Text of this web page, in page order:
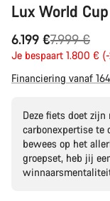
Lux World
6.199 €
Originele
Prijs
7.999 €
Je bespaart 1.800 €
Financiering vanaf
Deze fiets doet zijn
carbonexpertise te
bewees op het
groepset, heb jij